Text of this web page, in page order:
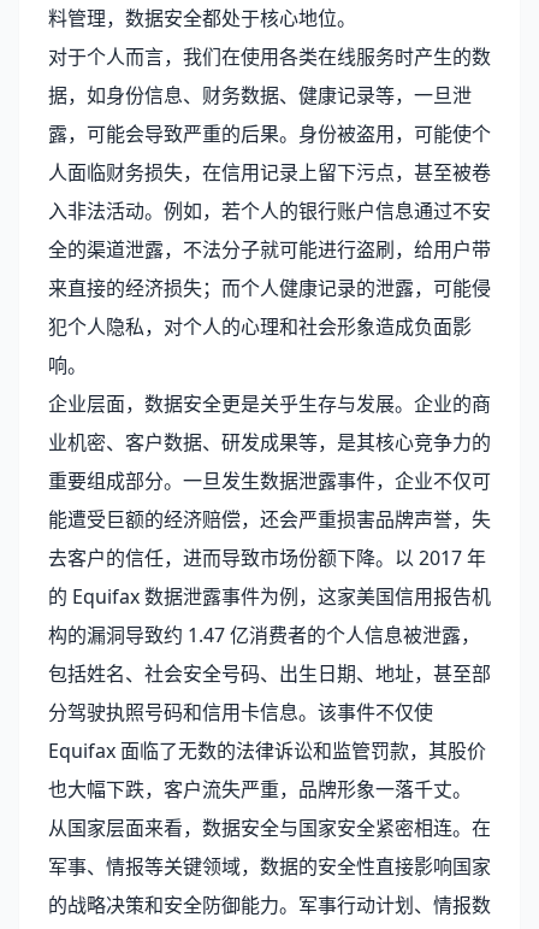
料管理，数据安全都处于核心地位。
对于个人而言，我们在使用各类在线服务时产生的数
据，如身份信息、财务数据、健康记录等，一旦泄
露，可能会导致严重的后果。身份被盗用，可能使个
人面临财务损失，在信用记录上留下污点，甚至被卷
入非法活动。例如，若个人的银行账户信息通过不安
全的渠道泄露，不法分子就可能进行盗刷，给用户带
来直接的经济损失；而个人健康记录的泄露，可能侵
犯个人隐私，对个人的心理和社会形象造成负面影
响。
企业层面，数据安全更是关乎生存与发展。企业的商
业机密、客户数据、研发成果等，是其核心竞争力的
重要组成部分。一旦发生数据泄露事件，企业不仅可
能遭受巨额的经济赔偿，还会严重损害品牌声誉，失
去客户的信任，进而导致市场份额下降。以 2017 年
的 Equifax 数据泄露事件为例，这家美国信用报告机
构的漏洞导致约 1.47 亿消费者的个人信息被泄露，
包括姓名、社会安全号码、出生日期、地址，甚至部
分驾驶执照号码和信用卡信息。该事件不仅使
Equifax 面临了无数的法律诉讼和监管罚款，其股价
也大幅下跌，客户流失严重，品牌形象一落千丈。
从国家层面来看，数据安全与国家安全紧密相连。在
军事、情报等关键领域，数据的安全性直接影响国家
的战略决策和安全防御能力。军事行动计划、情报数